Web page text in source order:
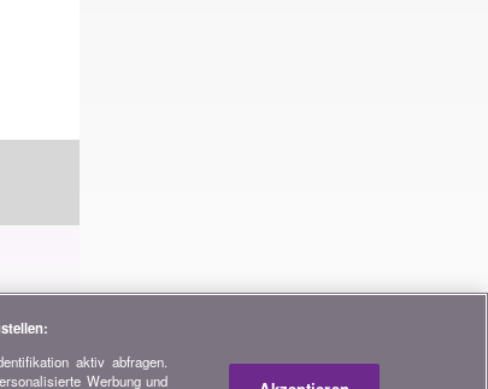
aktiv abfragen.
Werbung und